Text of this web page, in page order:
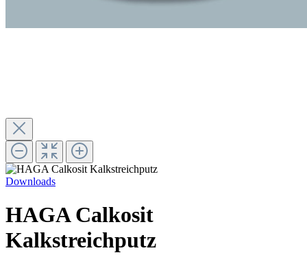
Downloads
HAGA Calkosit
Kalkstreichputz